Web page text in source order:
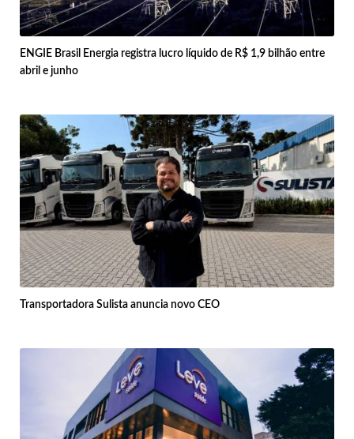
ENGIE Brasil Energia registra lucro líquido de R$ 1,9 bilhão entre
abril e junho
Transportadora Sulista anuncia novo CEO